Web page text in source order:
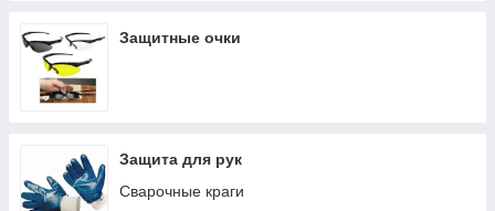
Защитные очки
Защита для рук
Сварочные краги